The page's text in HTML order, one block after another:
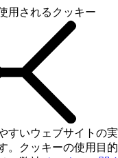
用されるクッキー
すいウェブサイトの
。クッキーの使用目